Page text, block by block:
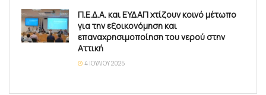
Π.Ε.Δ.Α. και ΕΥΔΑΠ χτίζουν κοινό μέτωπο
για την εξοικονόμηση και
επαναχρησιμοποίηση του νερού στην
Αττική
4 ΙΟΥΛΊΟΥ 2025